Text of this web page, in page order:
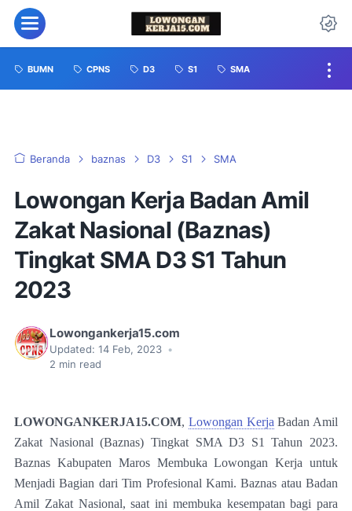
BUMN CPNS D3 S1 SMA
Beranda baznas D3 S1 SMA
Lowongan Kerja Badan Amil
Zakat Nasional (Baznas)
Tingkat SMA D3 S1 Tahun
2023
Lowongankerja15.com
Updated: 14 Feb, 2023 •
2 min read
LOWONGANKERJA15.COM, Lowongan Kerja Badan Amil
Zakat Nasional (Baznas) Tingkat SMA D3 S1 Tahun 2023.
Baznas Kabupaten Maros Membuka Lowongan Kerja untuk
Menjadi Bagian dari Tim Profesional Kami. Baznas atau Badan
Amil Zakat Nasional, saat ini membuka kesempatan bagi para